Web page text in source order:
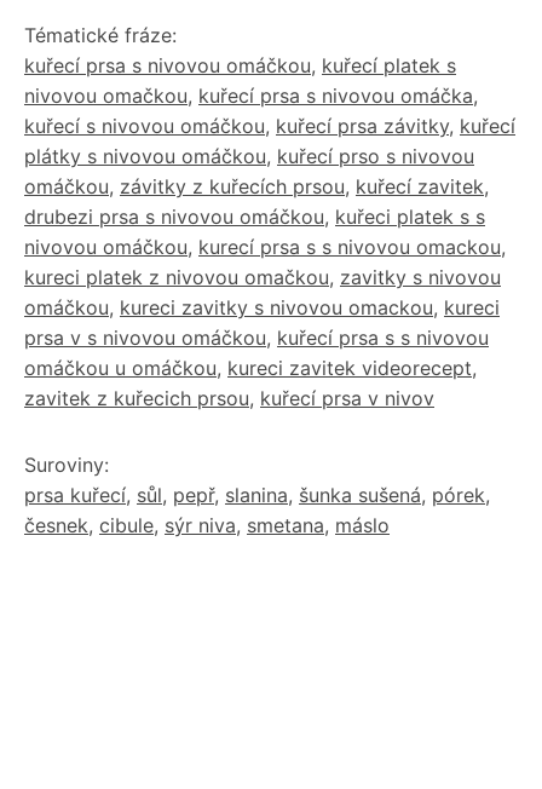
Tématické fráze:
kuřecí prsa s nivovou omáčkou, kuřecí platek s
nivovou omačkou, kuřecí prsa s nivovou omáčka,
kuřecí s nivovou omáčkou, kuřecí prsa závitky, kuřecí
plátky s nivovou omáčkou, kuřecí prso s nivovou
omáčkou, závitky z kuřecích prsou, kuřecí zavitek,
drubezi prsa s nivovou omáčkou, kuřeci platek s s
nivovou omáčkou, kurecí prsa s s nivovou omackou,
kureci platek z nivovou omačkou, zavitky s nivovou
omáčkou, kureci zavitky s nivovou omackou, kureci
prsa v s nivovou omáčkou, kuřecí prsa s s nivovou
omáčkou u omáčkou, kureci zavitek videorecept,
zavitek z kuřecich prsou, kuřecí prsa v nivov
Suroviny:
prsa kuřecí, sůl, pepř, slanina, šunka sušená, pórek,
česnek, cibule, sýr niva, smetana, máslo